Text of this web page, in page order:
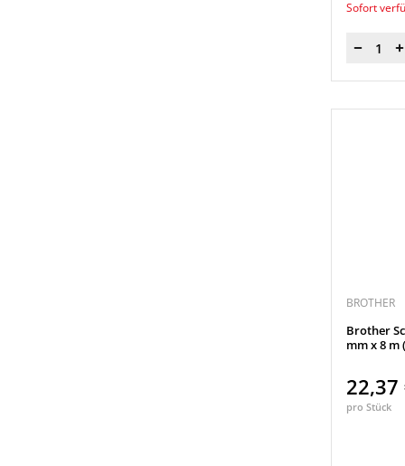
Sofort
Menge
BROTHER
Brother
mm x 8 m
pro Stück